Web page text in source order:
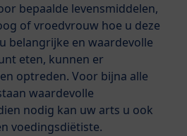
bepaalde levensmiddelen,
of vroedvrouw hoe u deze
belangrijke en waardevolle
eten, kunnen er
optreden. Voor bijna alle
waardevolle
nodig kan uw arts u ook
voedingsdiëtiste.